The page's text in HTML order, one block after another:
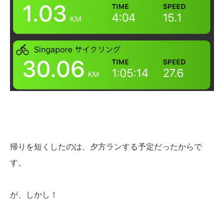
帰りを短くしたのは、夕方ランする予定だったからで
す。
が、しかし！